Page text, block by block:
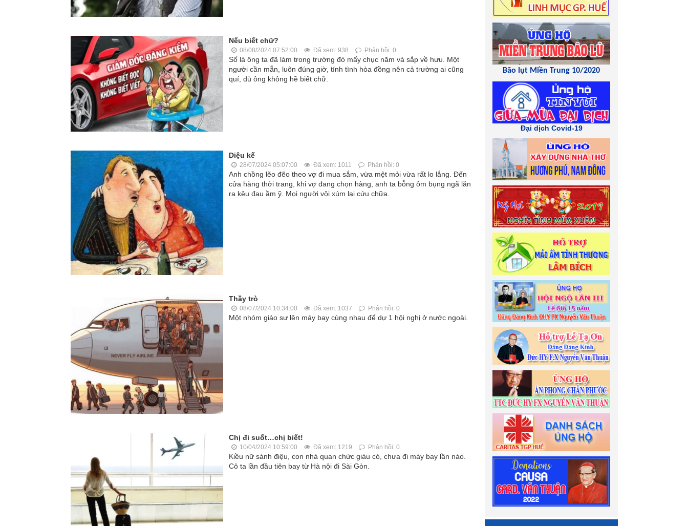
Nếu biết chữ?
08/08/2024 07:52:00 Đã xem: 938 Phản hồi: 0
Số là ông ta đã làm trong trường đó mấy chục năm và sắp về hưu. Một
người cần mẫn, luôn đúng giờ, tính tình hòa đồng nên cả trường ai cũng
quí, dù ông không hề biết chữ.
Diệu kế
28/07/2024 05:07:00 Đã xem: 1011 Phản hồi: 0
Anh chồng lẽo đẽo theo vợ đi mua sắm, vừa mệt mỏi vừa rất lo lắng. Đến
cửa hàng thời trang, khi vợ đang chọn hàng, anh ta bỗng ôm bụng ngã lăn
ra kêu đau ầm ỹ. Mọi người vội xúm lại cứu chữa.
Thầy trò
08/07/2024 10:34:00 Đã xem: 1037 Phản hồi: 0
Một nhóm giáo sư lên máy bay cùng nhau để dự 1 hội nghị ở nước ngoài.
Chị đi suốt…chị biết!
10/04/2024 10:59:00 Đã xem: 1219 Phản hồi: 0
Kiều nữ sành điệu, con nhà quan chức giàu có, chưa đi máy bay lần nào.
Cô ta lần đầu tiên bay từ Hà nội đi Sài Gòn.
Bão lụt Miền Trung 10/2020
Đại dịch Covid-19